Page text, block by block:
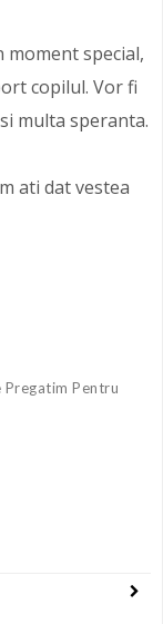
moment special,
copilul. Vor fi
multa speranta.
ati dat vestea
Pregatim Pentru